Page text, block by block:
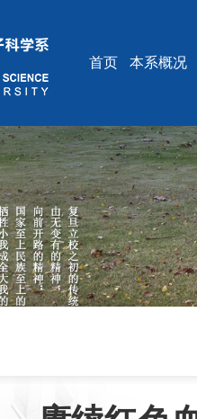
首页 本系概况